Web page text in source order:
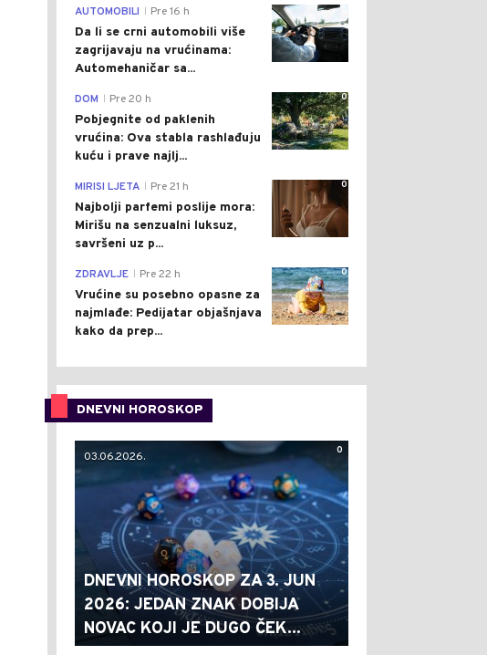
0
AUTOMOBILI Pre 16 h
Da li se crni automobili više
zagrijavaju na vrućinama:
Automehaničar sa...
0
DOM Pre 20 h
Pobjegnite od paklenih
vrućina: Ova stabla rashlađuju
kuću i prave najlj...
0
MIRISI LJETA Pre 21 h
Najbolji parfemi poslije mora:
Mirišu na senzualni luksuz,
savršeni uz p...
0
ZDRAVLJE Pre 22 h
Vrućine su posebno opasne za
najmlađe: Pedijatar objašnjava
kako da prep...
DNEVNI HOROSKOP
0
03.06.2026.
DNEVNI HOROSKOP ZA 3. JUN
2026: JEDAN ZNAK DOBIJA
NOVAC KOJI JE DUGO ČEK...